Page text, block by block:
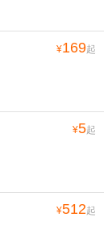
¥169起
¥5起
¥512起